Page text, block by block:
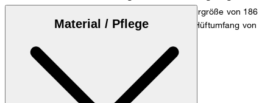
Das Model trägt die Größe 32/32 bei einer Körpergröße von 186
cm, einem Taillenumfang von 84 cm und einem Hüftumfang von
Zum Jeans Guide
Material / Pflege